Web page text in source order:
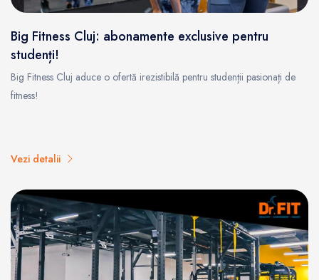
Big Fitness Cluj: abonamente exclusive pentru
studenți!
Big Fitness Cluj aduce o ofertă irezistibilă pentru studenții pasionați de
fitness!
Vezi detalii